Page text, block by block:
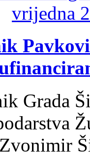
Grada
Zvonimir